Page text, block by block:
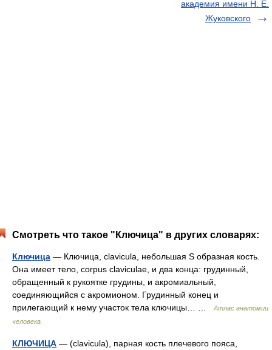
академия имени Н. Е.
Жуковского
Смотреть что такое "Ключица" в других словарях:
Ключица — Ключица, clavicula, небольшая S образная кость.
Она имеет тело, corpus claviculae, и два конца: грудинный,
обращенный к рукоятке грудины, и акромиальный,
соединяющийся с акромионом. Грудинный конец и
прилегающий к нему участок тела ключицы… …
Атлас анатомии
человека
КЛЮЧИЦА — (clavicula), парная кость плечевого пояса,